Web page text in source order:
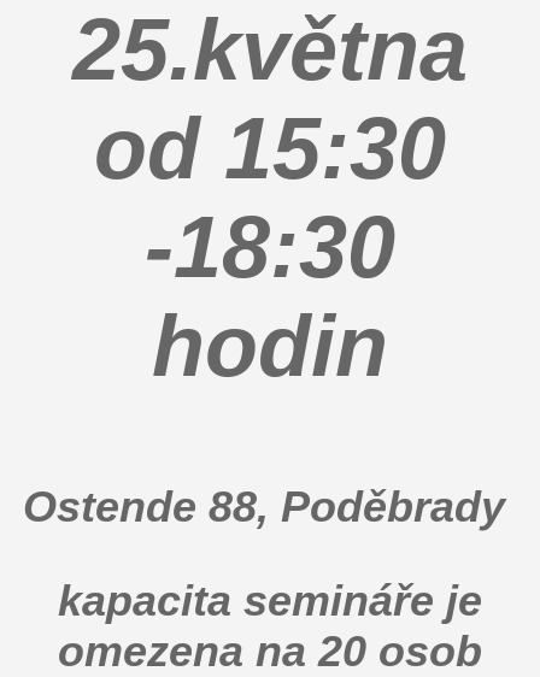
25.května
od 15:30
-18:30
hodin
Ostende 88, Poděbrady
kapacita semináře je
omezena na 20 osob